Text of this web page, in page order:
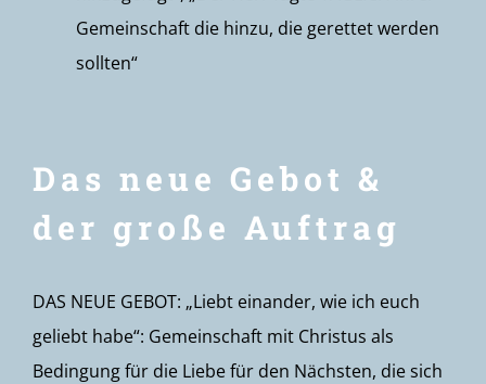
Gemeinschaft die hinzu, die gerettet werden
sollten“
Das neue Gebot &
der große Auftrag
DAS NEUE GEBOT: „Liebt einander, wie ich euch
geliebt habe“: Gemeinschaft mit Christus als
Bedingung für die Liebe für den Nächsten, die sich